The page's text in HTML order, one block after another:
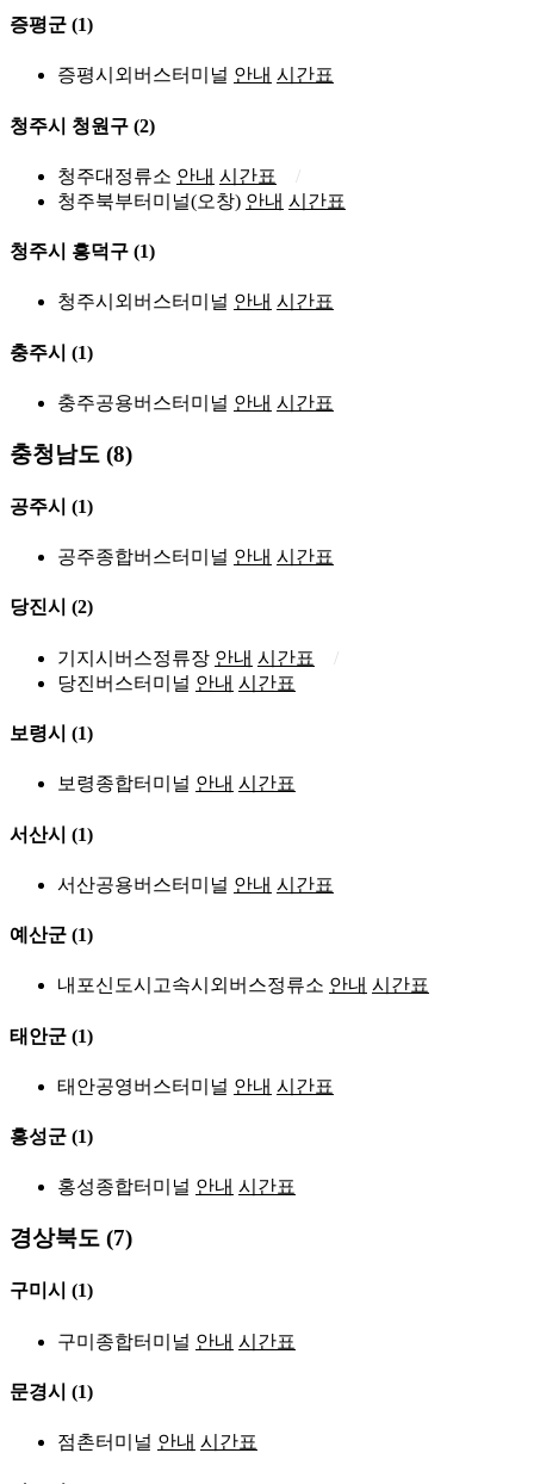
증평군 (1)
증평시외버스터미널 안내 시간표
청주시 청원구 (2)
청주대정류소 안내 시간표
청주북부터미널(오창) 안내 시간표
청주시 흥덕구 (1)
청주시외버스터미널 안내 시간표
충주시 (1)
충주공용버스터미널 안내 시간표
충청남도 (8)
공주시 (1)
공주종합버스터미널 안내 시간표
당진시 (2)
기지시버스정류장 안내 시간표
당진버스터미널 안내 시간표
보령시 (1)
보령종합터미널 안내 시간표
서산시 (1)
서산공용버스터미널 안내 시간표
예산군 (1)
내포신도시고속시외버스정류소 안내 시간표
태안군 (1)
태안공영버스터미널 안내 시간표
홍성군 (1)
홍성종합터미널 안내 시간표
경상북도 (7)
구미시 (1)
구미종합터미널 안내 시간표
문경시 (1)
점촌터미널 안내 시간표